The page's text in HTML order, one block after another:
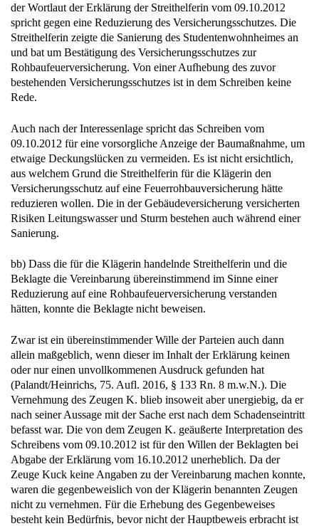
der Wortlaut der Erklärung der Streithelferin vom 09.10.2012
spricht gegen eine Reduzierung des Versicherungsschutzes. Die
Streithelferin zeigte die Sanierung des Studentenwohnheimes an
und bat um Bestätigung des Versicherungsschutzes zur
Rohbaufeuerversicherung. Von einer Aufhebung des zuvor
bestehenden Versicherungsschutzes ist in dem Schreiben keine
Rede.
Auch nach der Interessenlage spricht das Schreiben vom
09.10.2012 für eine vorsorgliche Anzeige der Baumaßnahme, um
etwaige Deckungslücken zu vermeiden. Es ist nicht ersichtlich,
aus welchem Grund die Streithelferin für die Klägerin den
Versicherungsschutz auf eine Feuerrohbauversicherung hätte
reduzieren wollen. Die in der Gebäudeversicherung versicherten
Risiken Leitungswasser und Sturm bestehen auch während einer
Sanierung.
bb) Dass die für die Klägerin handelnde Streithelferin und die
Beklagte die Vereinbarung übereinstimmend im Sinne einer
Reduzierung auf eine Rohbaufeuerversicherung verstanden
hätten, konnte die Beklagte nicht beweisen.
Zwar ist ein übereinstimmender Wille der Parteien auch dann
allein maßgeblich, wenn dieser im Inhalt der Erklärung keinen
oder nur einen unvollkommenen Ausdruck gefunden hat
(Palandt/Heinrichs, 75. Aufl. 2016, § 133 Rn. 8 m.w.N.). Die
Vernehmung des Zeugen K. blieb insoweit aber unergiebig, da er
nach seiner Aussage mit der Sache erst nach dem Schadenseintritt
befasst war. Die von dem Zeugen K. geäußerte Interpretation des
Schreibens vom 09.10.2012 ist für den Willen der Beklagten bei
Abgabe der Erklärung vom 16.10.2012 unerheblich. Da der
Zeuge Kuck keine Angaben zu der Vereinbarung machen konnte,
waren die gegenbeweislich von der Klägerin benannten Zeugen
nicht zu vernehmen. Für die Erhebung des Gegenbeweises
besteht kein Bedürfnis, bevor nicht der Hauptbeweis erbracht ist